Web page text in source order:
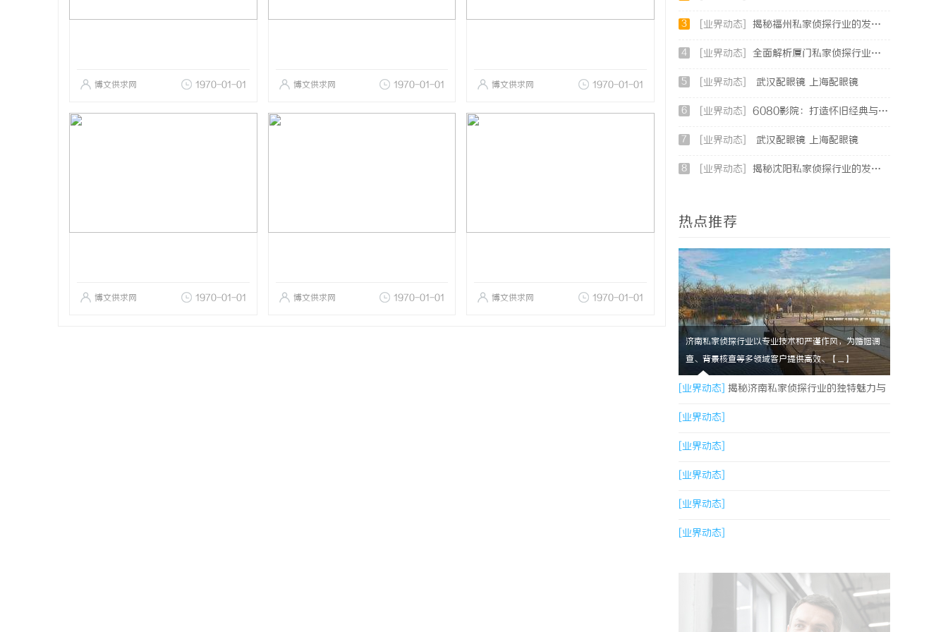
博文供求网 1970-01-01 博文供求网 1970-01-01 博文供求网 1970-01-01
博文供求网 1970-01-01 博文供求网 1970-01-01 博文供求网 1970-01-01
3 [业界动态] 揭秘福州私家侦探行业的发展与实际应用全解析
4 [业界动态] 全面解析厦门私家侦探行业的现状与发展趋势
5 [业界动态] 武汉配眼镜 上海配眼镜
6 [业界动态] 6080影院：打造怀旧经典与现代影视的完美观影天堂
7 [业界动态] 武汉配眼镜 上海配眼镜
8 [业界动态] 揭秘沈阳私家侦探行业的发展与应用：专业侦探服务的全方位解析
热点推荐
济南私家侦探行业以专业技术和严谨作风，为婚姻调
查、背景核查等多领域客户提供高效、【....】
[业界动态] 揭秘济南私家侦探行业的独特魅力与
专业服务
[业界动态]
[业界动态]
[业界动态]
[业界动态]
[业界动态]